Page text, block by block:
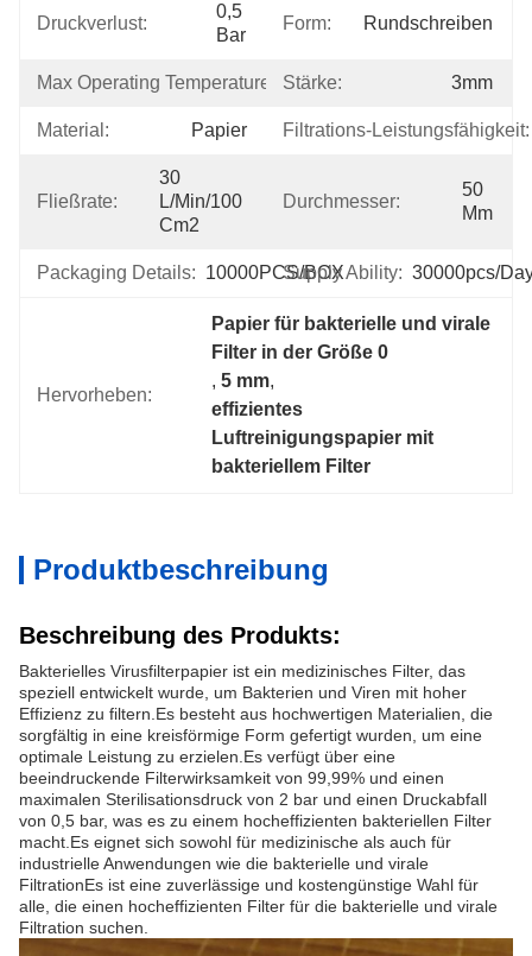
Druckverlust:
0,5
Bar
Form: Rundschreiben
Max Operating Temperature: 100℃
Stärke: 3mm
Material: Papier Filtrations-Leistungsfähigkeit:
Fließrate:
30
L/min/100
Cm2
Durchmesser:
50
Mm
Packaging Details: 10000PCS/BOXSupply Ability: 30000pcs/
Hervorheben:
Papier für bakterielle und virale
Filter in der Größe 0
, 5 mm,
effizientes
Luftreinigungspapier mit
bakteriellem Filter
Produktbeschreibung
Beschreibung des Produkts:
Bakterielles Virusfilterpapier ist ein medizinisches Filter, das
speziell entwickelt wurde, um Bakterien und Viren mit hoher
Effizienz zu filtern.Es besteht aus hochwertigen Materialien, die
sorgfältig in eine kreisförmige Form gefertigt wurden, um eine
optimale Leistung zu erzielen.Es verfügt über eine
beeindruckende Filterwirksamkeit von 99,99% und einen
maximalen Sterilisationsdruck von 2 bar und einen Druckabfall
von 0,5 bar, was es zu einem hocheffizienten bakteriellen Filter
macht.Es eignet sich sowohl für medizinische als auch für
industrielle Anwendungen wie die bakterielle und virale
FiltrationEs ist eine zuverlässige und kostengünstige Wahl für
alle, die einen hocheffizienten Filter für die bakterielle und virale
Filtration suchen.